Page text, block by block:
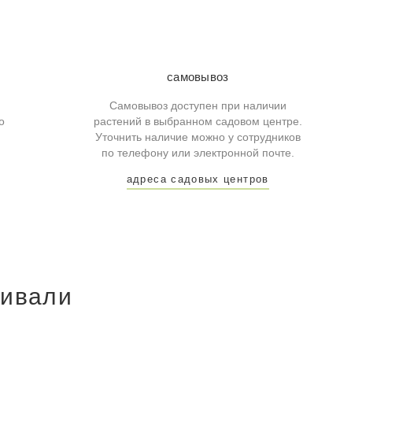
самовывоз
Самовывоз доступен при наличии
растений в выбранном садовом центре.
Уточнить наличие можно у сотрудников
по телефону или электронной почте.
адреса садовых центров